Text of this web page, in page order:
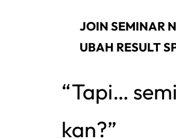
JOIN SEMINAR
UBAH RESULT
“Tapi…
kan?”